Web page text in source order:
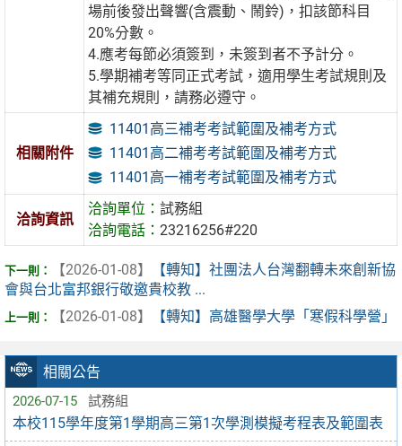
相關公告
2026-07-15 試務組
本校115學年度第1學期高三第1次學測模擬考程表及範圍表
場前後發出聲響(含震動、鬧鈴)，扣該節科目
20%分數。
4.應考每節必須簽到，未簽到者不予計分。
5.學期補考等同正式考試，適用學生考試規則及
其補充規則，請務必遵守。
相關附件
11401高三補考考試範圍及補考方式
11401高二補考考試範圍及補考方式
11401高一補考考試範圍及補考方式
洽詢資訊
洽詢單位：試務組
洽詢電話：23216256#220
【2026-01-08】
【轉知】社團法人台灣翻轉未來創新協
會與台北富邦銀行敬邀貴校教 ...
【2026-01-08】
【轉知】高雄醫學大學「寒假科學營」